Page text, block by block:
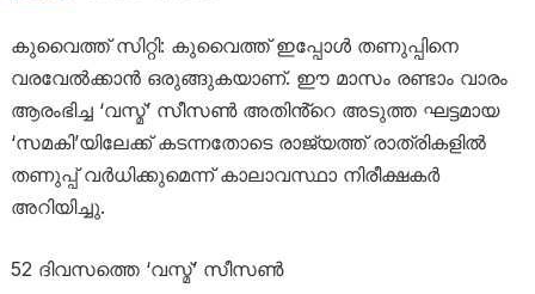
കുവൈത്ത് സിറ്റി: കുവൈത്ത് ഇപ്പോൾ തണുപ്പിനെ
വരവേൽക്കാൻ ഒരുങ്ങുകയാണ്. ഈ മാസം രണ്ടാം വാരം
ആരംഭിച്ച ‘വസ്മ്’ സീസൺ അതിൻ്റെ അടുത്ത ഘട്ടമായ
‘സമകി’യിലേക്ക് കടന്നതോടെ രാജ്യത്ത് രാത്രികളിൽ
തണുപ്പ് വർധിക്കുമെന്ന് കാലാവസ്ഥാ നിരീക്ഷകർ
അറിയിച്ചു.
52 ദിവസത്തെ ‘വസ്മ്’ സീസൺ